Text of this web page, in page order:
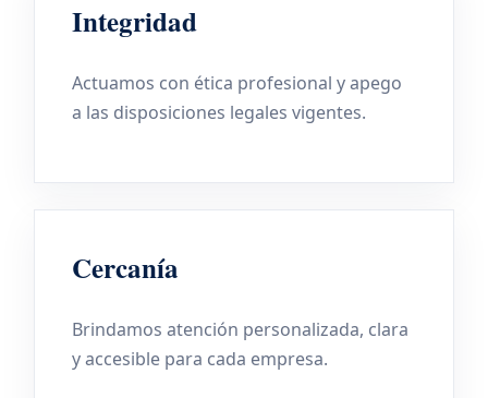
Integridad
Actuamos con ética profesional y apego
a las disposiciones legales vigentes.
Cercanía
Brindamos atención personalizada, clara
y accesible para cada empresa.